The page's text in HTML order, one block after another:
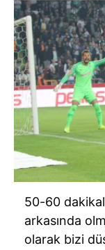
50-60
arkasında
olarak bizi